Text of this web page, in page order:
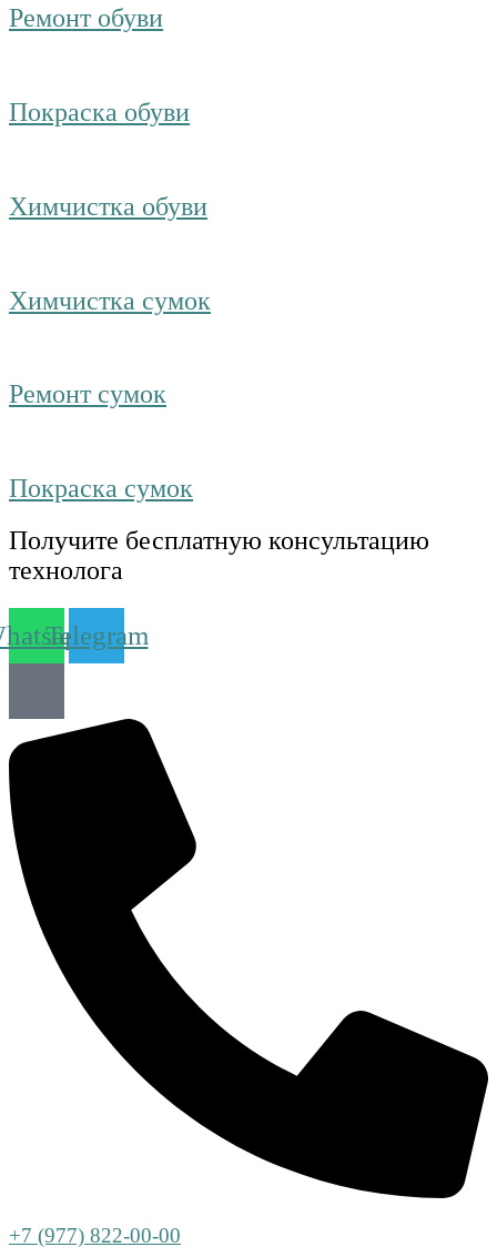
Ремонт обуви
Покраска обуви
Химчистка обуви
Химчистка сумок
Ремонт сумок
Покраска сумок
Получите бесплатную консультацию
технолога
Telegram
+7 (977) 822-00-00